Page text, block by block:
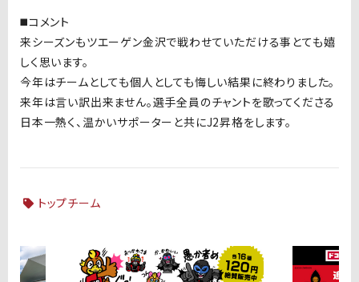
◼️コメント
来シーズンもツエーゲン金沢で戦わせていただける事とても嬉
しく思います。
今年はチームとしても個人としても悔しい結果に終わりました。
来年は言い訳出来ません。選手全員のチャントを歌ってくださる
日本一熱く、温かいサポーターと共にJ2昇格をします。
トップチーム